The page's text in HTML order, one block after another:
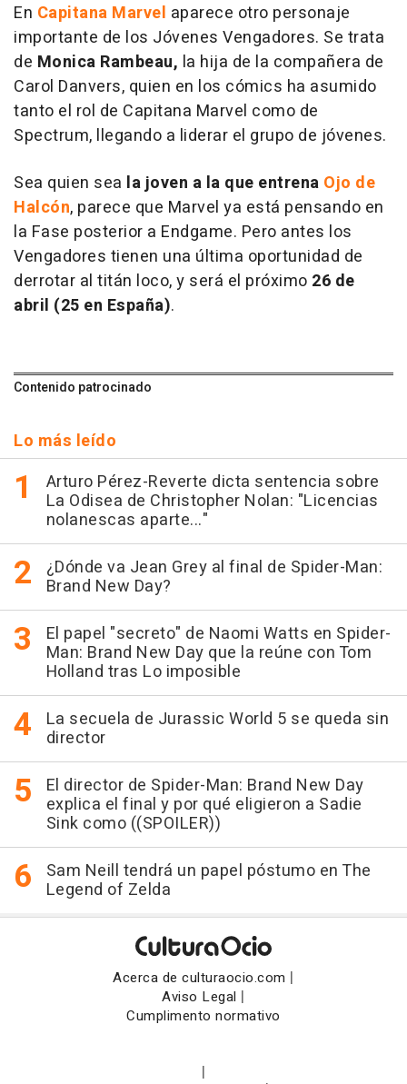
En Capitana Marvel aparece otro personaje
importante de los Jóvenes Vengadores. Se trata
de Monica Rambeau, la hija de la compañera de
Carol Danvers, quien en los cómics ha asumido
tanto el rol de Capitana Marvel como de
Spectrum, llegando a liderar el grupo de jóvenes.
Sea quien sea la joven a la que entrena Ojo de
Halcón, parece que Marvel ya está pensando en
la Fase posterior a Endgame. Pero antes los
Vengadores tienen una última oportunidad de
derrotar al titán loco, y será el próximo 26 de
abril (25 en España).
Contenido patrocinado
Lo más leído
Arturo Pérez-Reverte dicta sentencia sobre
La Odisea de Christopher Nolan: "Licencias
nolanescas aparte..."
¿Dónde va Jean Grey al final de Spider-Man:
Brand New Day?
El papel "secreto" de Naomi Watts en Spider-
Man: Brand New Day que la reúne con Tom
Holland tras Lo imposible
La secuela de Jurassic World 5 se queda sin
director
El director de Spider-Man: Brand New Day
explica el final y por qué eligieron a Sadie
Sink como ((SPOILER))
Sam Neill tendrá un papel póstumo en The
Legend of Zelda
Acerca de culturaocio.com |
Aviso Legal |
Cumplimento normativo
|